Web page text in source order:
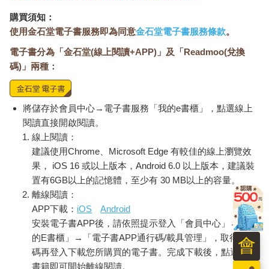
購買須知：
使用金石堂電子書服務即為同意金石堂電子書服務條款。
電子書分為「金石堂(線上閱讀+APP)」及「Readmoo(兌換
碼)」兩種：
將儲存於會員中心→電子書服務「我的e書櫃」，點選線上
閱讀直接開啟閱讀。
線上閱讀：
建議使用Chrome、Microsoft Edge 有較佳的線上瀏覽效
果， iOS 16 或以上版本，Android 6.0 以上版本，建議裝
置有6GB以上的記憶體，至少有 30 MB以上的容量。
離線閱讀：
APP下載： iOS
Android
安裝電子書APP後，請依照提示登入「會員中心」→「我
的E書櫃」→「電子書APP通行碼/載具管理」，取得通行
碼再登入下載您所購買的電子書。完成下載後，點選任一
書籍即可開始離線閱讀。
會